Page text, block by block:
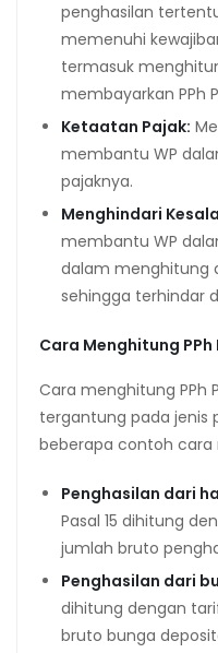
penghasilan
memenuhi
termasuk
membayarkan PPh
Ketaatan Pajak:
membantu WP
pajaknya.
Menghindari
membantu WP
dalam menghitung
sehingga terhindar
Cara Menghitung PPh
Cara menghitung PPh
tergantung pada jenis
beberapa contoh cara
Penghasilan dari
Pasal 15 dihitung
jumlah bruto
Penghasilan dari
dihitung dengan
bruto bunga